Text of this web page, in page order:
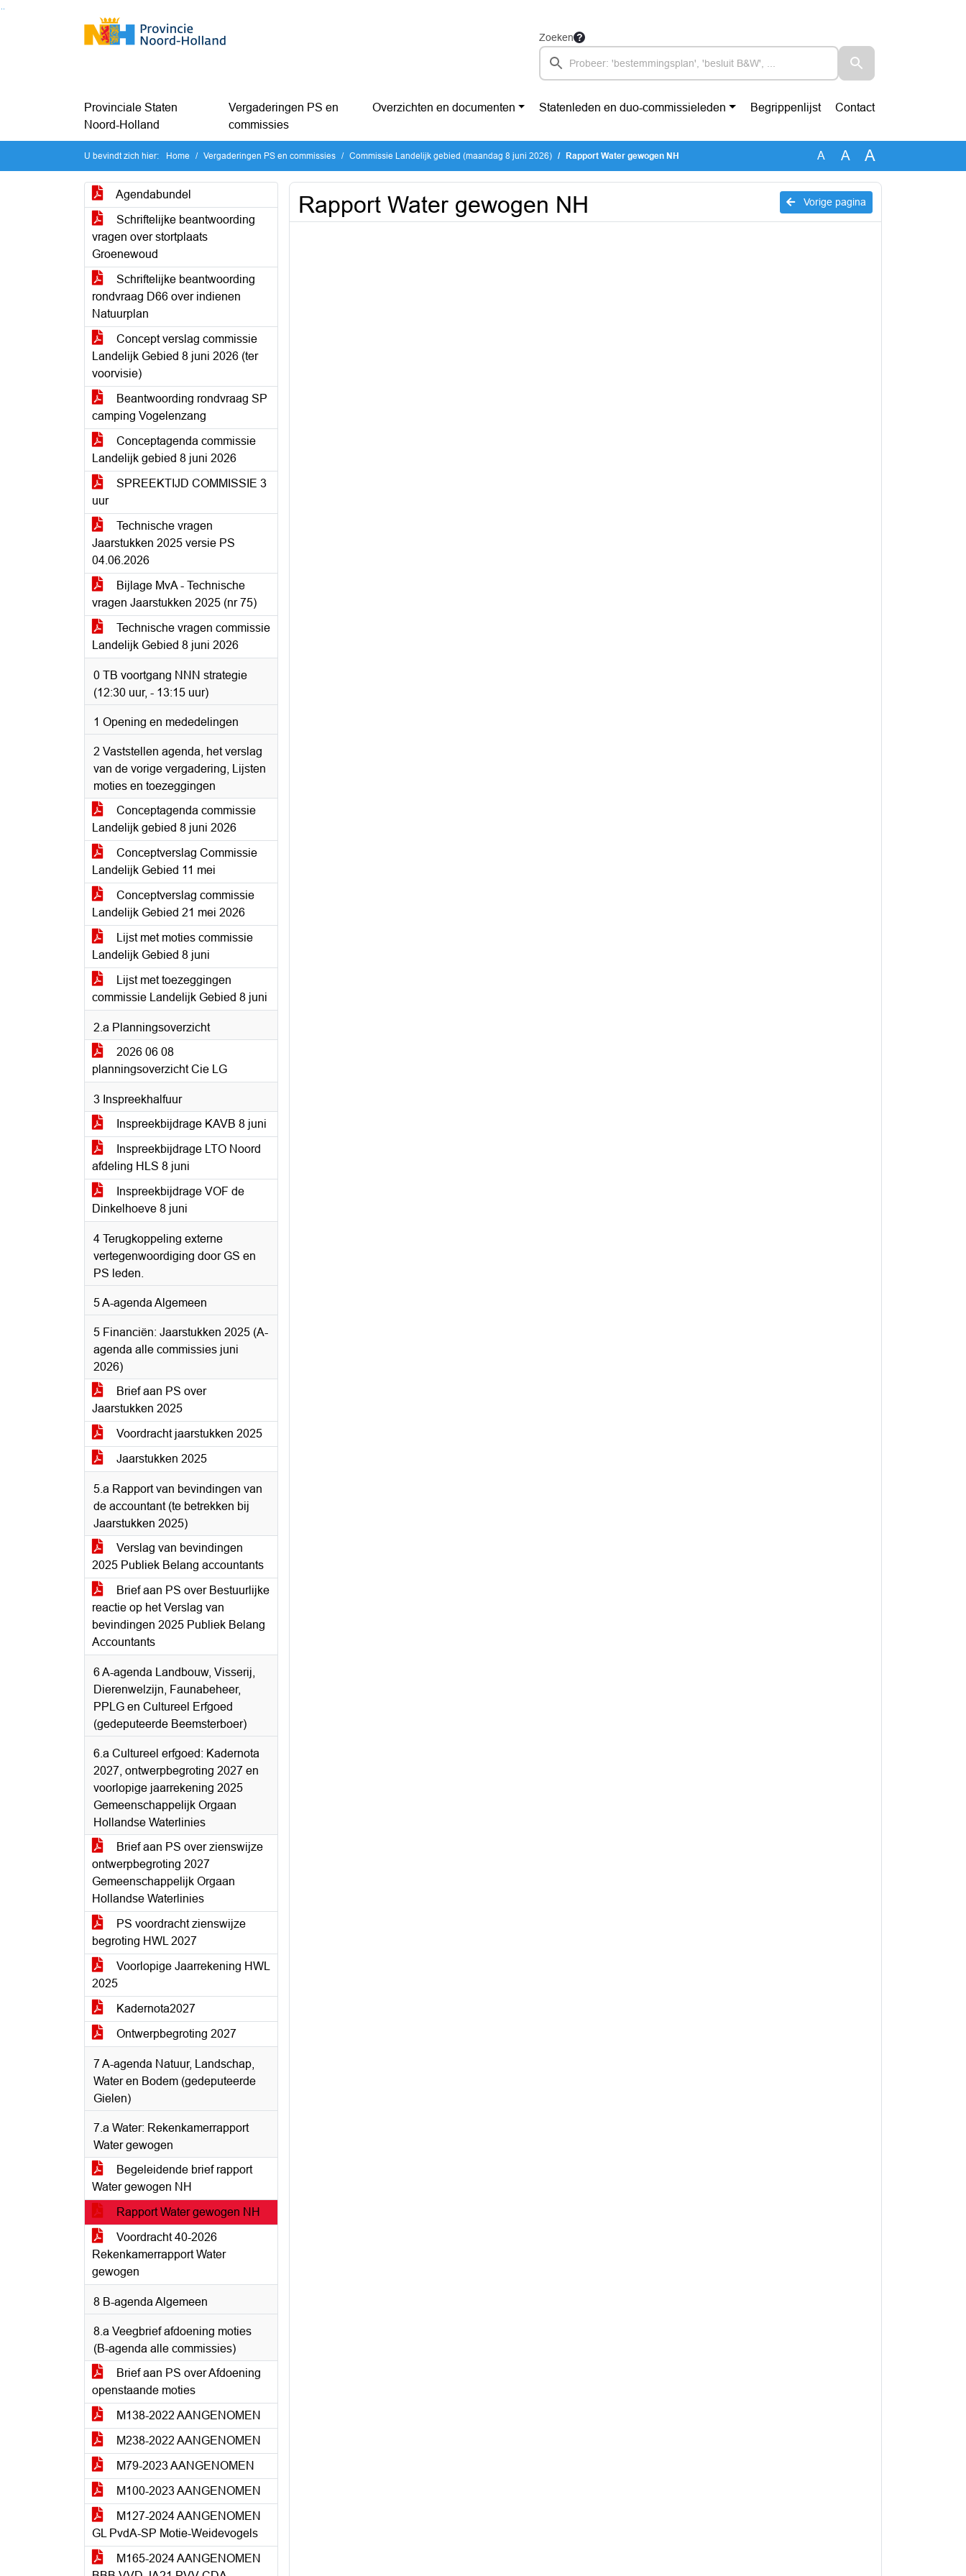
Ga naar de inhoud van deze pagina
Ga naar het zoeken
Zoeken
Provinciale Staten
Noord-Holland
Vergaderingen PS en
commissies
Overzichten en documenten Statenleden en duo-commissieleden Begrippenlijst Contact
U bevindt zich hier: Home Vergaderingen PS en commissies Commissie Landelijk gebied (maandag 8 juni 2026) Rapport Water gewogen NH A A A
Agendabundel
Schriftelijke beantwoording
vragen over stortplaats
Groenewoud
Schriftelijke beantwoording
rondvraag D66 over indienen
Natuurplan
Concept verslag commissie
Landelijk Gebied 8 juni 2026 (ter
voorvisie)
Beantwoording rondvraag SP
camping Vogelenzang
Conceptagenda commissie
Landelijk gebied 8 juni 2026
SPREEKTIJD COMMISSIE 3
uur
Technische vragen
Jaarstukken 2025 versie PS
04.06.2026
Bijlage MvA - Technische
vragen Jaarstukken 2025 (nr 75)
Technische vragen commissie
Landelijk Gebied 8 juni 2026
0 TB voortgang NNN strategie
(12:30 uur, - 13:15 uur)
1 Opening en mededelingen
2 Vaststellen agenda, het verslag
van de vorige vergadering, Lijsten
moties en toezeggingen
Conceptagenda commissie
Landelijk gebied 8 juni 2026
Conceptverslag Commissie
Landelijk Gebied 11 mei
Conceptverslag commissie
Landelijk Gebied 21 mei 2026
Lijst met moties commissie
Landelijk Gebied 8 juni
Lijst met toezeggingen
commissie Landelijk Gebied 8 juni
2.a Planningsoverzicht
2026 06 08
planningsoverzicht Cie LG
3 Inspreekhalfuur
Inspreekbijdrage KAVB 8 juni
Inspreekbijdrage LTO Noord
afdeling HLS 8 juni
Inspreekbijdrage VOF de
Dinkelhoeve 8 juni
4 Terugkoppeling externe
vertegenwoordiging door GS en
PS leden.
5 A-agenda Algemeen
5 Financiën: Jaarstukken 2025 (A-
agenda alle commissies juni
2026)
Brief aan PS over
Jaarstukken 2025
Voordracht jaarstukken 2025
Jaarstukken 2025
5.a Rapport van bevindingen van
de accountant (te betrekken bij
Jaarstukken 2025)
Verslag van bevindingen
2025 Publiek Belang accountants
Brief aan PS over Bestuurlijke
reactie op het Verslag van
bevindingen 2025 Publiek Belang
Accountants
6 A-agenda Landbouw, Visserij,
Dierenwelzijn, Faunabeheer,
PPLG en Cultureel Erfgoed
(gedeputeerde Beemsterboer)
6.a Cultureel erfgoed: Kadernota
2027, ontwerpbegroting 2027 en
voorlopige jaarrekening 2025
Gemeenschappelijk Orgaan
Hollandse Waterlinies
Brief aan PS over zienswijze
ontwerpbegroting 2027
Gemeenschappelijk Orgaan
Hollandse Waterlinies
PS voordracht zienswijze
begroting HWL 2027
Voorlopige Jaarrekening HWL
2025
Kadernota2027
Ontwerpbegroting 2027
7 A-agenda Natuur, Landschap,
Water en Bodem (gedeputeerde
Gielen)
7.a Water: Rekenkamerrapport
Water gewogen
Begeleidende brief rapport
Water gewogen NH
Rapport Water gewogen NH
Voordracht 40-2026
Rekenkamerrapport Water
gewogen
8 B-agenda Algemeen
8.a Veegbrief afdoening moties
(B-agenda alle commissies)
Brief aan PS over Afdoening
openstaande moties
M138-2022 AANGENOMEN
M238-2022 AANGENOMEN
M79-2023 AANGENOMEN
M100-2023 AANGENOMEN
M127-2024 AANGENOMEN
GL PvdA-SP Motie-Weidevogels
M165-2024 AANGENOMEN
Vorige pagina
Rapport Water gewogen NH